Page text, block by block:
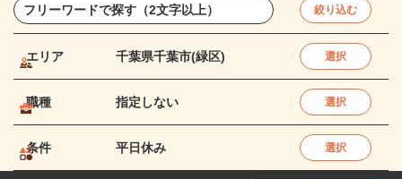
絞り込む
エリア 千葉県千葉市(緑区) 選択
職種 指定しない 選択
条件 平日休み 選択